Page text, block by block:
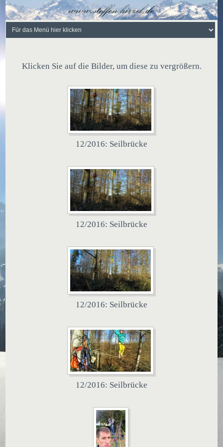
Klicken Sie auf die Bilder, um diese zu vergrößern.
12/2016: Seilbrücke
12/2016: Seilbrücke
12/2016: Seilbrücke
12/2016: Seilbrücke